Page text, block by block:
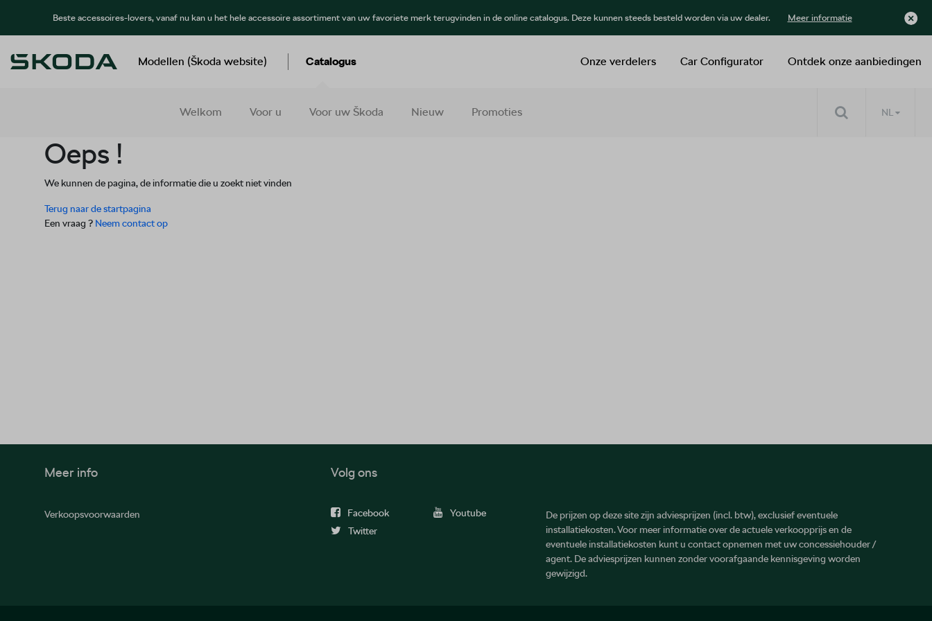
Beste accessoires-lovers, vanaf nu kan u het hele accessoire assortiment van uw favoriete merk terugvinden in de online catalogus. Deze kunnen steeds besteld worden via uw dealer. Meer informatie
Modellen (Škoda website) Catalogus
Welkom Voor u Voor uw Škoda Nieuw Promoties
Ontdek onze aanbiedingen
Car Configurator
Onze verdelers
NL
Oeps !
We kunnen de pagina, de informatie die u zoekt niet vinden
Terug naar de startpagina
Een vraag ? Neem contact op
Meer info
Verkoopsvoorwaarden
Volg ons
Facebook
Youtube
Twitter
De prijzen op deze site zijn adviesprijzen (incl. btw), exclusief eventuele
installatiekosten. Voor meer informatie over de actuele verkoopprijs en de
eventuele installatiekosten kunt u contact opnemen met uw concessiehouder /
agent. De adviesprijzen kunnen zonder voorafgaande kennisgeving worden
gewijzigd.